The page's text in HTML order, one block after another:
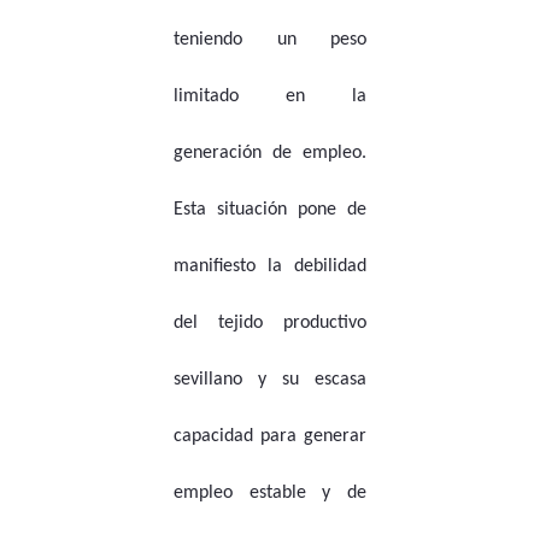
teniendo un peso
limitado en la
generación de empleo.
Esta situación pone de
manifiesto la debilidad
del tejido productivo
sevillano y su escasa
capacidad para generar
empleo estable y de